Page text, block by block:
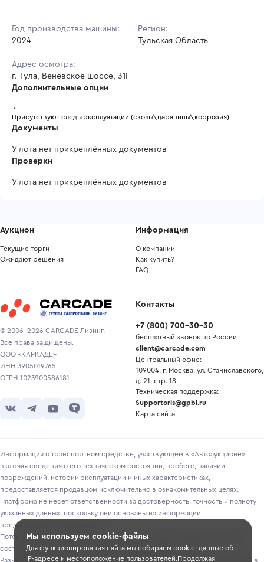
-
-
Год производства машины:
2024
Регион:
Тульская Область
Адрес осмотра:
г. Тула, Венёвское шоссе, 31Г
Дополнительные опции
.
Присутствуют следы эксплуатации (сколы\царапины\коррозия)
Документы
У лота нет прикреплённых документов
Проверки
У лота нет прикреплённых документов
© 2006-2026 CARCADE Лизинг.
Все права защищены.
ООО «КАРКАДЕ»
ИНН 3905019765
ОГРН 1023900586181
Аукцион
Текущие торги
Ожидают решения
Информация
О компании
Как купить?
FAQ
Контакты
+7 (800) 700-30-30
бесплатный звонок по России
client@carcade.com
Центральный офис:
109004, г. Москва, ул. Станиславского,
д. 21, стр. 18
Техническая поддержка:
Supportoris@gpbl.ru
Карта сайта
Информация о транспортном средстве, участвующем в «Автоаукционе»,
включая сведения о его техническом состоянии, пробеге, наличии
повреждений, истории эксплуатации и иных характеристиках,
предоставляется продавцом исключительно в ознакомительных целях.
Платформа не несет ответственности за достоверность, точность и полноту
указанных данных, поскольку они основаны на информации,
предоставленной продавцом.
Потенциальным покупателям рекомендуется самостоятельно проверять
состояние транспортного средства перед участием в торгах.
Размещение информации о лотах на сайте не является публичной офертой в
Мы используем cookie-файлы
Для функционирования сайта мы собираем cookie, данные об
IP-адресе и местоположение пользователей.Продолжая